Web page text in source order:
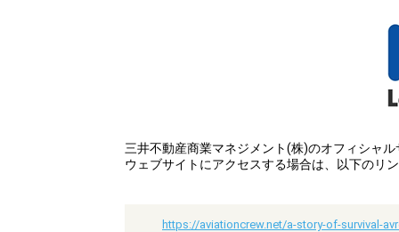
三井不動産商業マネジメント(株)のオフィシャ
ウェブサイトにアクセスする場合は、以下のリ
https://aviationcrew.net/a-story-of-survival-